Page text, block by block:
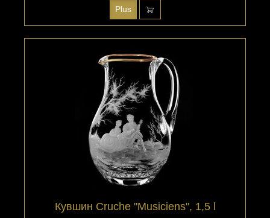
Plus
Кувшин Cruche "Musiciens", 1,5 l